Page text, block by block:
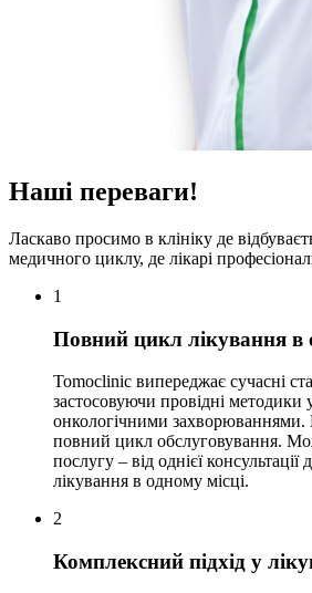
Наші переваги!
Ласкаво просимо в клініку де
медичного циклу, де лікарі
1
Повний цикл лікування в
Tomoclinic випереджає сучасні
застосовуючи провідні методики
онкологічними захворюваннями.
повний цикл обслуговування.
послугу – від однієї
лікування в одному місці.
2
Комплексний підхід у